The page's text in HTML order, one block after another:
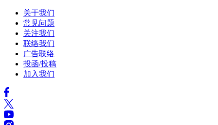
关于我们
常见问题
关注我们
联络我们
广告联络
投函/投稿
加入我们